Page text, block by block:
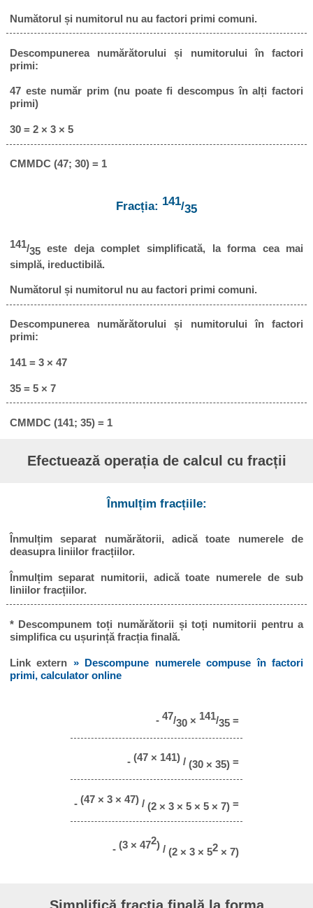
Numătorul și numitorul nu au factori primi comuni.
Descompunerea numărătorului și numitorului în factori
primi:
47 este număr prim (nu poate fi descompus în alți factori
primi)
30 = 2 × 3 × 5
CMMDC (47; 30) = 1
Fracția: 141/35
141/35este deja complet simplificată, la forma cea mai
simplă, ireductibilă.
Numătorul și numitorul nu au factori primi comuni.
Descompunerea numărătorului și numitorului în factori
primi:
141 = 3 × 47
35 = 5 × 7
CMMDC (141; 35) = 1
Efectuează operația de calcul cu fracții
Înmulțim fracțiile:
Înmulțim separat numărătorii, adică toate numerele de
deasupra liniilor fracțiilor.
Înmulțim separat numitorii, adică toate numerele de sub
liniilor fracțiilor.
* Descompunem toți numărătorii și toți numitorii pentru a
simplifica cu ușurință fracția finală.
Link extern » Descompune numerele compuse în factori
primi, calculator online
- 47/30 × 141/35 =
- (47 × 141) / (30 × 35) =
- (47 × 3 × 47) / (2 × 3 × 5 × 5 × 7) =
- (3 × 472) / (2 × 3 × 52 × 7)